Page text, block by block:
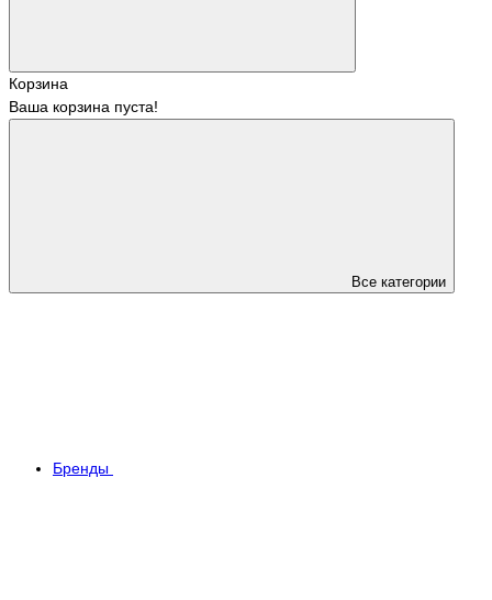
Корзина
Ваша корзина пуста!
Все категории
Бренды